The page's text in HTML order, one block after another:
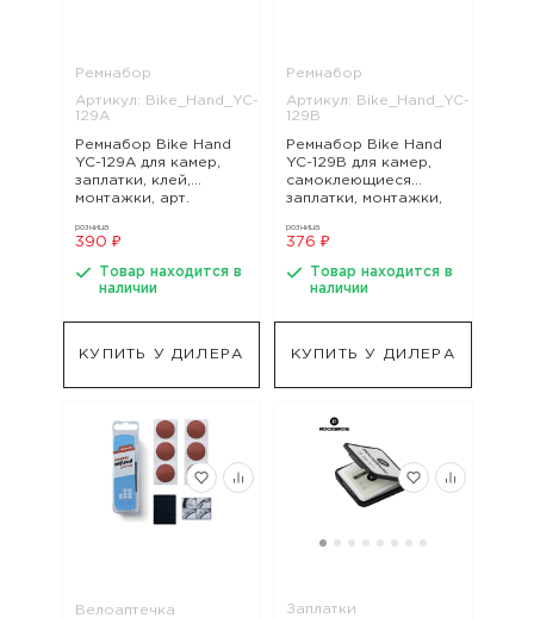
Ремнабор
Артикул: Bike_Hand_YC-
129A
Ремнабор Bike Hand
YC-129А для камер,
заплатки, клей,
монтажки, арт.
розница
390 ₽
Товар находится в
наличии
КУПИТЬ У ДИЛЕРА
Ремнабор
Артикул: Bike_Hand_YC-
129B
Ремнабор Bike Hand
YC-129B для камер,
самоклеющиеся
заплатки, монтажки,
129B
розница
376 ₽
Товар находится в
наличии
КУПИТЬ У ДИЛЕРА
Велоаптечка Заплатки